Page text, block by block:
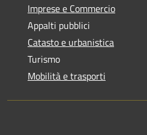
Imprese e Commercio
Appalti pubblici
Catasto e urbanistica
Turismo
Mobilità e trasporti